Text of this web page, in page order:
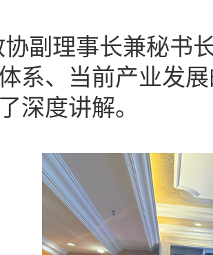
副理事长兼秘书
系、当前产业发
深度讲解。